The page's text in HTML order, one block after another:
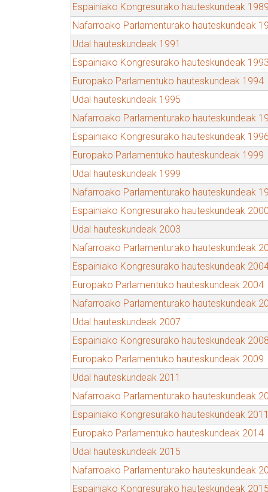
Espainiako Kongresurako hauteskundeak 1989
Nafarroako Parlamenturako hauteskundeak
Udal hauteskundeak 1991
Espainiako Kongresurako hauteskundeak 1993
Europako Parlamentuko hauteskundeak 1994
Udal hauteskundeak 1995
Nafarroako Parlamenturako hauteskundeak
Espainiako Kongresurako hauteskundeak 1996
Europako Parlamentuko hauteskundeak 1999
Udal hauteskundeak 1999
Nafarroako Parlamenturako hauteskundeak
Espainiako Kongresurako hauteskundeak 2000
Udal hauteskundeak 2003
Nafarroako Parlamenturako hauteskundeak
Espainiako Kongresurako hauteskundeak
Europako Parlamentuko hauteskundeak 2004
Nafarroako Parlamenturako hauteskundeak
Udal hauteskundeak 2007
Espainiako Kongresurako hauteskundeak 2008
Europako Parlamentuko hauteskundeak 2009
Udal hauteskundeak 2011
Nafarroako Parlamenturako hauteskundeak
Espainiako Kongresurako hauteskundeak 2011
Europako Parlamentuko hauteskundeak 2014
Udal hauteskundeak 2015
Nafarroako Parlamenturako hauteskundeak
Espainiako Kongresurako hauteskundeak 2015